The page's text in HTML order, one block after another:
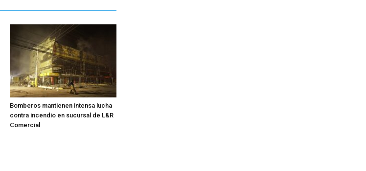
Bomberos mantienen intensa lucha
contra incendio en sucursal de L&R
Comercial